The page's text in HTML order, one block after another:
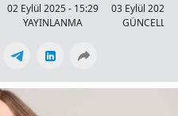
02 Eylül 2025 - 15:29
YAYINLANMA
03 Eylül 2025